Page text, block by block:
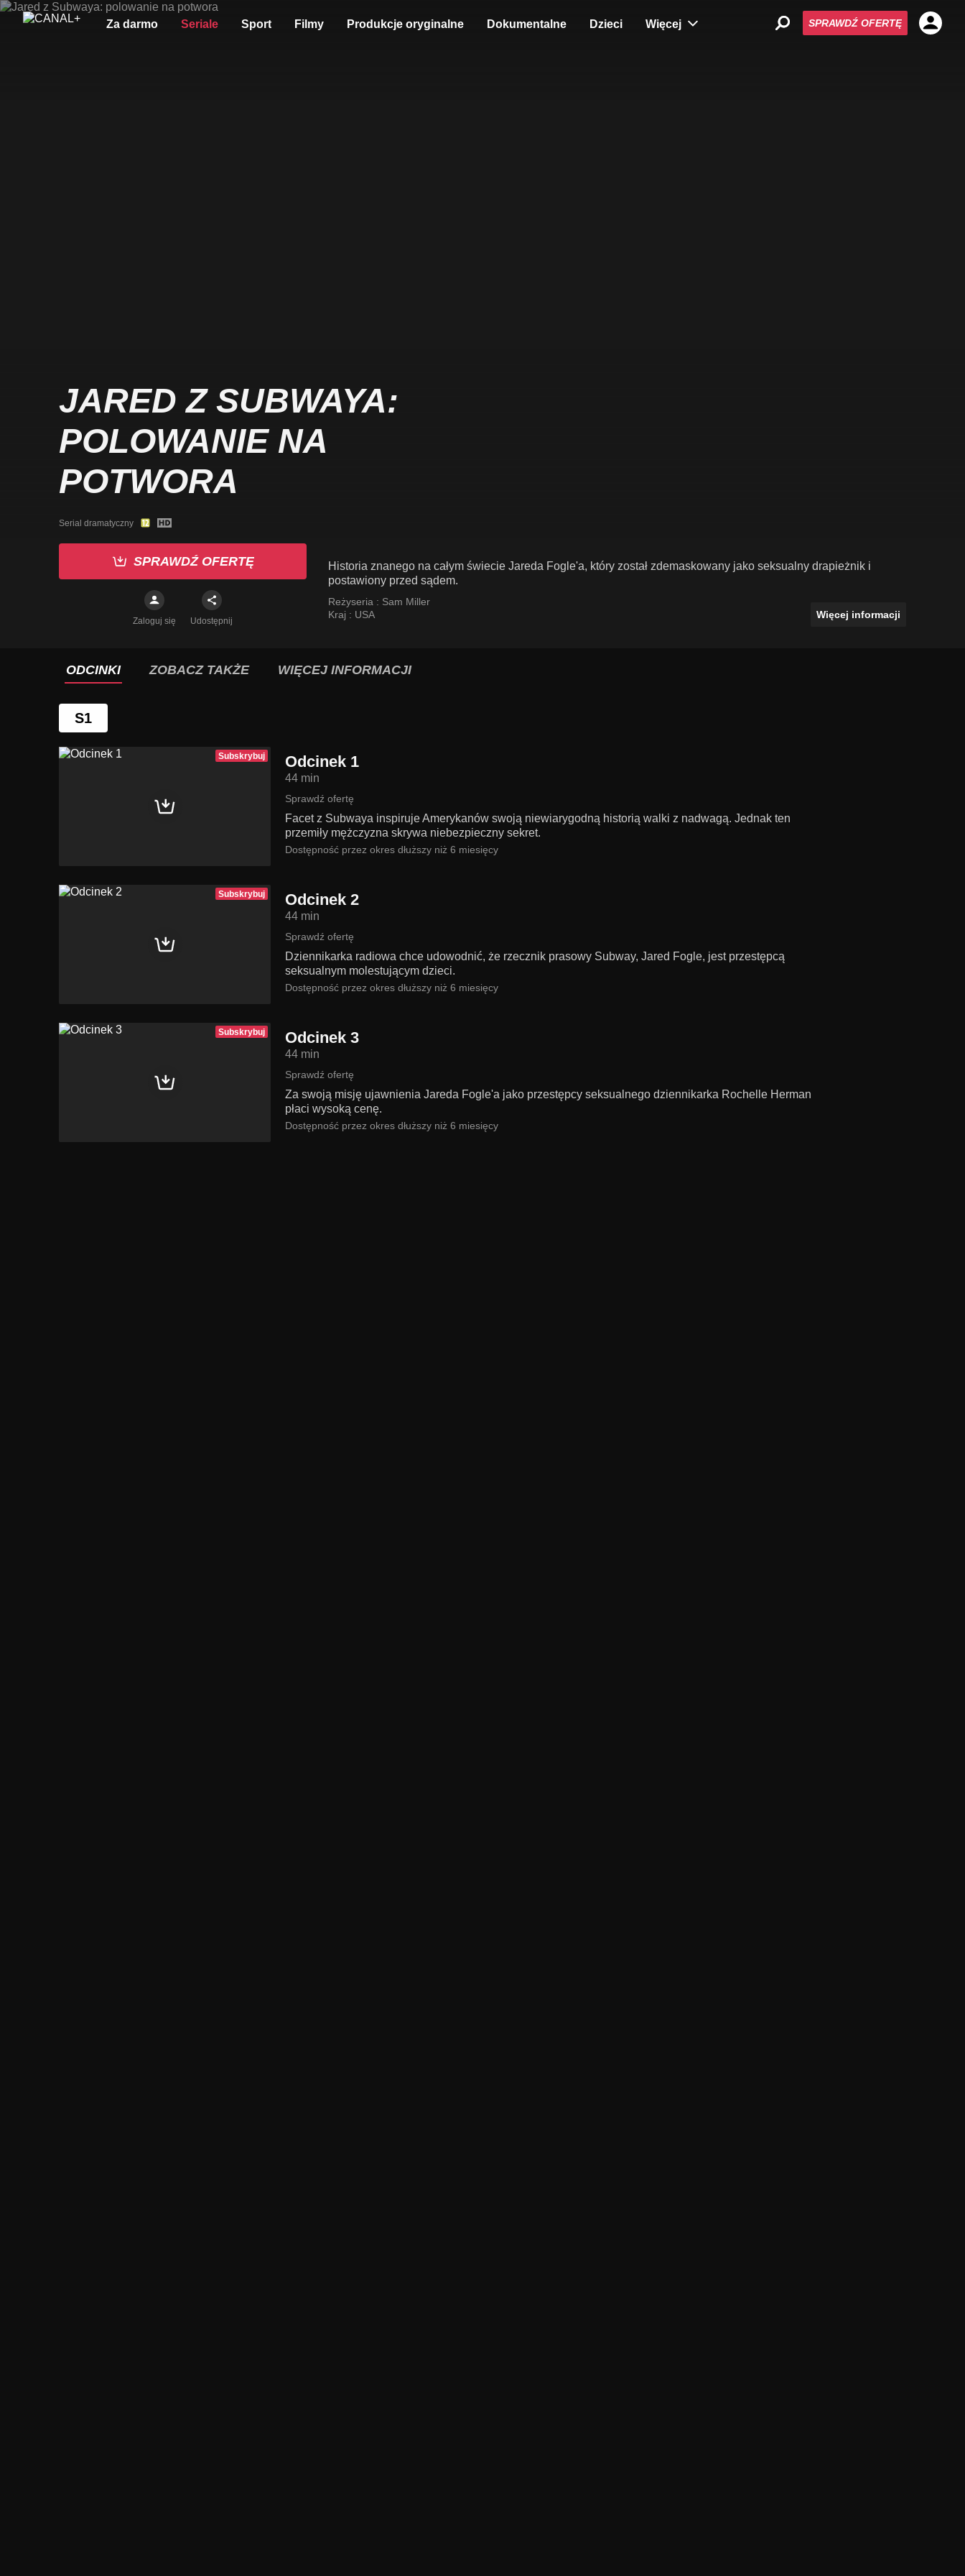
Za darmo Seriale Sport Filmy Produkcje oryginalne Dokumentalne Dzieci Więcej SPRAWDŹ OFERTĘ
JARED Z SUBWAYA:
POLOWANIE NA
POTWORA
Serial dramatyczny
SPRAWDŹ OFERTĘ
Zaloguj się Udostępnij
Historia znanego na całym świecie Jareda Fogle'a, który został zdemaskowany jako seksualny drapieżnik i
postawiony przed sądem.
Reżyseria : Sam Miller
Kraj : USA Więcej informacji
ODCINKI ZOBACZ TAKŻE WIĘCEJ INFORMACJI
S1
Subskrybuj Odcinek 1
44 min
Sprawdź ofertę
Facet z Subwaya inspiruje Amerykanów swoją niewiarygodną historią walki z nadwagą. Jednak ten
przemiły mężczyzna skrywa niebezpieczny sekret.
Dostępność przez okres dłuższy niż 6 miesięcy
Subskrybuj Odcinek 2
44 min
Sprawdź ofertę
Dziennikarka radiowa chce udowodnić, że rzecznik prasowy Subway, Jared Fogle, jest przestępcą
seksualnym molestującym dzieci.
Dostępność przez okres dłuższy niż 6 miesięcy
Subskrybuj Odcinek 3
44 min
Sprawdź ofertę
Za swoją misję ujawnienia Jareda Fogle'a jako przestępcy seksualnego dziennikarka Rochelle Herman
płaci wysoką cenę.
Dostępność przez okres dłuższy niż 6 miesięcy